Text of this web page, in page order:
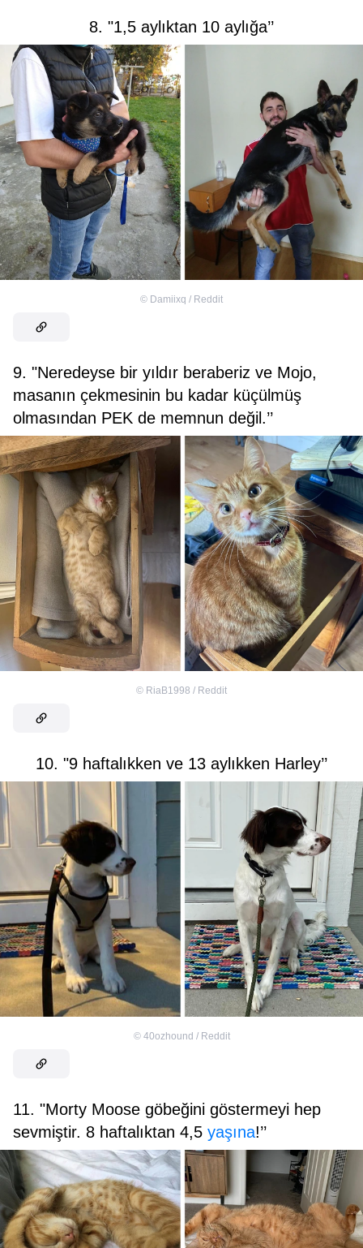
8. "1,5 aylıktan 10 aylığa’’
© Damiixq / Reddit
9. "Neredeyse bir yıldır beraberiz ve Mojo,
masanın çekmesinin bu kadar küçülmüş
olmasından PEK de memnun değil.’’
© RiaB1998 / Reddit
10. "9 haftalıkken ve 13 aylıkken Harley’’
© 40ozhound / Reddit
11. "Morty Moose göbeğini göstermeyi hep
sevmiştir. 8 haftalıktan 4,5 yaşına!’’